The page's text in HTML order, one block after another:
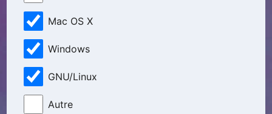
Mac OS X
Windows
GNU/Linux
Autre